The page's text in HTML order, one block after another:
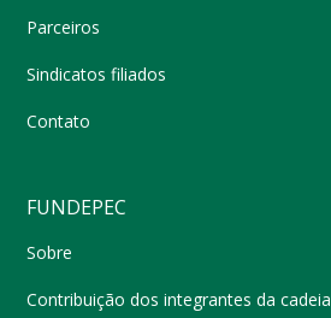
Parceiros
Sindicatos filiados
Contato
FUNDEPEC
Sobre
Contribuição dos integrantes da cadeia